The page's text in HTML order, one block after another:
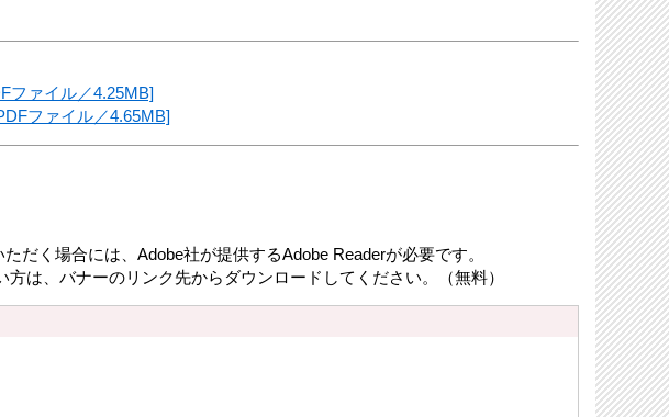
ファイル／4.25MB]
ファイル／4.65MB]
だく場合には、Adobe社が提供するAdobe Readerが必要です。
方は、バナーのリンク先からダウンロードしてください。（無料）